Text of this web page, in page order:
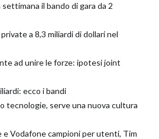
il bando di gara da 2
a 8,3 miliardi di dollari nel
ad unire le forze: ipotesi joint
ecco i bandi
tecnologie, serve una nuova cultura
Vodafone campioni per utenti, Tim